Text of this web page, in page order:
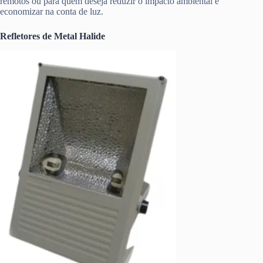
economizar na conta de luz.
Refletores de Metal Halide